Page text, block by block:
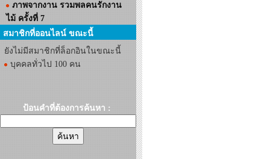
ภาพจากงาน รวมพลคนรักงาน
ไม้ ครั้งที่ 7
สมาชิกที่ออนไลน์ ขณะนี้
ยังไม่มีสมาชิกที่ล็อกอินในขณะนี้
บุคคลทั่วไป 100 คน
ป้อนคำที่ต้องการค้นหา :